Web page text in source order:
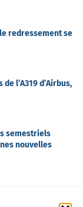
redressement se
l’A319 d’Airbus,
semestriels
nouvelles